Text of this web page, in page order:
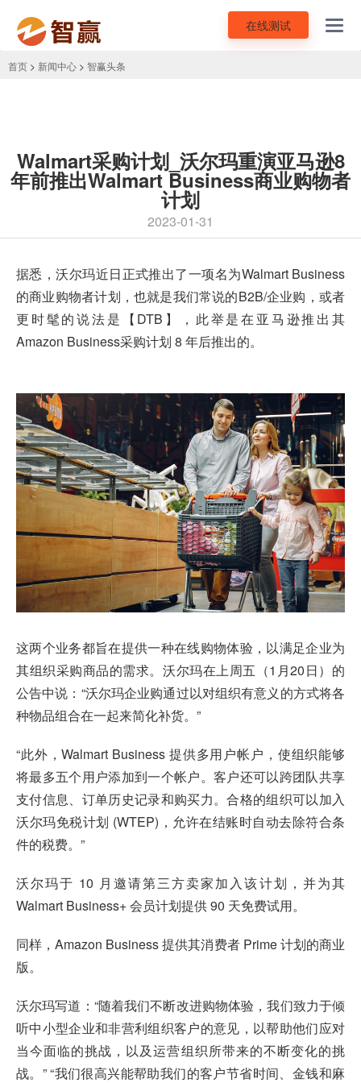
在线测试
首页 > 新闻中心 > 智赢头条
Walmart采购计划_沃尔玛重演亚马逊8
年前推出Walmart Business商业购物者
计划
2023-01-31
据悉，沃尔玛近日正式推出了一项名为Walmart Business
的商业购物者计划，也就是我们常说的B2B/企业购，或者
更时髦的说法是【DTB】，此举是在 亚马逊推出其
Amazon Business采购计划 8 年后推出的。
这两个业务都旨在提供一种在线购物体验，以满足企业为
其组织采购商品的需求。沃尔玛在上周五（1月20日）的
公告中说：“沃尔玛企业购通过以对组织有意义的方式将各
种物品组合在一起来简化补货。”
“此外，Walmart Business 提供多用户帐户，使组织能够
将最多五个用户添加到一个帐户。客户还可以跨团队共享
支付信息、订单历史记录和购买力。合格的组织可以加入
沃尔玛免税计划 (WTEP)，允许在结账时自动去除符合条
件的税费。”
沃尔玛于 10 月邀请第三方卖家加入该计划，并为其
Walmart Business+ 会员计划提供 90 天免费试用。
同样，Amazon Business 提供其消费者 Prime 计划的商业
版。
沃尔玛写道：“随着我们不断改进购物体验，我们致力于倾
听中小型企业和非营利组织客户的意见，以帮助他们应对
当今面临的挑战，以及运营组织所带来的不断变化的挑
战。” “我们很高兴能帮助我们的客户节省时间、金钱和麻